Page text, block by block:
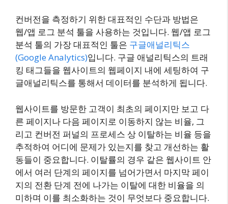
컨버전을 측정하기 위한 대표적인 수단과 방법은
웹/앱 로그 분석 툴을 사용하는 것입니다. 웹/앱 로그
분석 툴의 가장 대표적인 툴은 구글애널리틱스
(Google Analytics)입니다. 구글 애널리틱스의 트래
킹 태그들을 웹사이트의 웹페이지 내에 세팅하여 구
글애널리틱스를 통해서 데이터를 분석하게 됩니다.
웹사이트를 방문한 고객이 최초의 페이지만 보고 다
른 페이지나 다음 페이지로 이동하지 않는 비율, 그
리고 컨버전 퍼널의 프로세스 상 이탈하는 비율 등을
추적하여 어디에 문제가 있는지를 찾고 개선하는 활
동들이 중요합니다. 이탈률의 경우 같은 웹사이트 안
에서 여러 단계의 페이지를 넘어가면서 마지막 페이
지의 전환 단계 전에 나가는 이탈에 대한 비율을 의
미하며 이를 최소화하는 것이 무엇보다 중요합니다.